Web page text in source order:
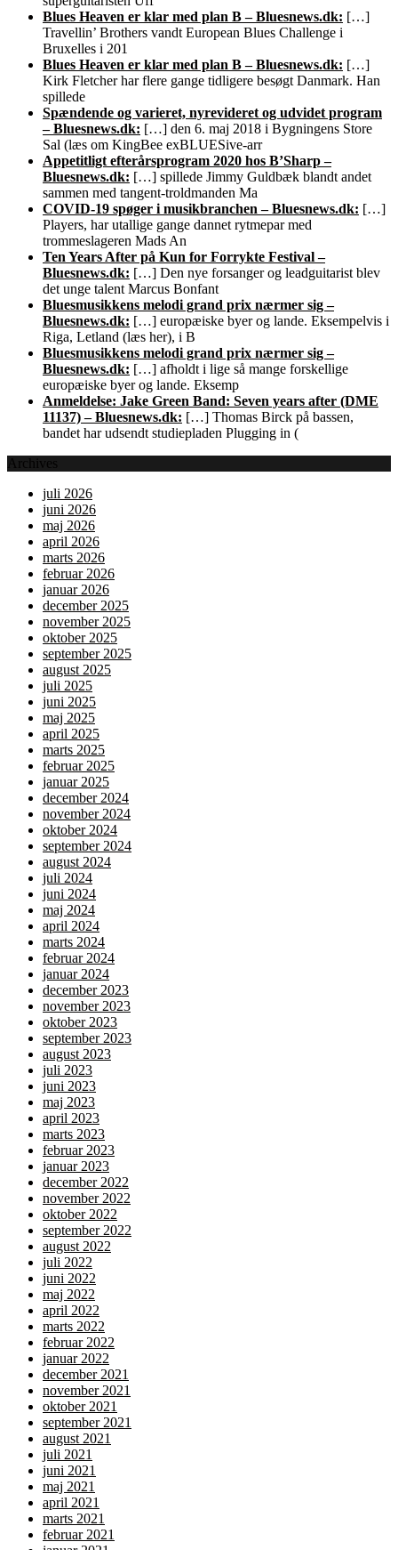
Blues Heaven er klar med plan B – Bluesnews.dk: […]
Travellin’ Brothers vandt European Blues Challenge i
Bruxelles i 201
Blues Heaven er klar med plan B – Bluesnews.dk: […]
Kirk Fletcher har flere gange tidligere besøgt Danmark. Han
spillede
Spændende og varieret, nyrevideret og udvidet program
– Bluesnews.dk: […] den 6. maj 2018 i Bygningens Store
Sal (læs om KingBee exBLUESive-arr
Appetitligt efterårsprogram 2020 hos B’Sharp –
Bluesnews.dk: […] spillede Jimmy Guldbæk blandt andet
sammen med tangent-troldmanden Ma
COVID-19 spøger i musikbranchen – Bluesnews.dk: […]
Players, har utallige gange dannet rytmepar med
trommeslageren Mads An
Ten Years After på Kun for Forrykte Festival –
Bluesnews.dk: […] Den nye forsanger og leadguitarist blev
det unge talent Marcus Bonfant
Bluesmusikkens melodi grand prix nærmer sig –
Bluesnews.dk: […] europæiske byer og lande. Eksempelvis i
Riga, Letland (læs her), i B
Bluesmusikkens melodi grand prix nærmer sig –
Bluesnews.dk: […] afholdt i lige så mange forskellige
europæiske byer og lande. Eksemp
Anmeldelse: Jake Green Band: Seven years after (DME
11137) – Bluesnews.dk: […] Thomas Birck på bassen,
bandet har udsendt studiepladen Plugging in (
Archives
juli 2026
juni 2026
maj 2026
april 2026
marts 2026
februar 2026
januar 2026
december 2025
november 2025
oktober 2025
september 2025
august 2025
juli 2025
juni 2025
maj 2025
april 2025
marts 2025
februar 2025
januar 2025
december 2024
november 2024
oktober 2024
september 2024
august 2024
juli 2024
juni 2024
maj 2024
april 2024
marts 2024
februar 2024
januar 2024
december 2023
november 2023
oktober 2023
september 2023
august 2023
juli 2023
juni 2023
maj 2023
april 2023
marts 2023
februar 2023
januar 2023
december 2022
november 2022
oktober 2022
september 2022
august 2022
juli 2022
juni 2022
maj 2022
april 2022
marts 2022
februar 2022
januar 2022
december 2021
november 2021
oktober 2021
september 2021
august 2021
juli 2021
juni 2021
maj 2021
april 2021
marts 2021
februar 2021